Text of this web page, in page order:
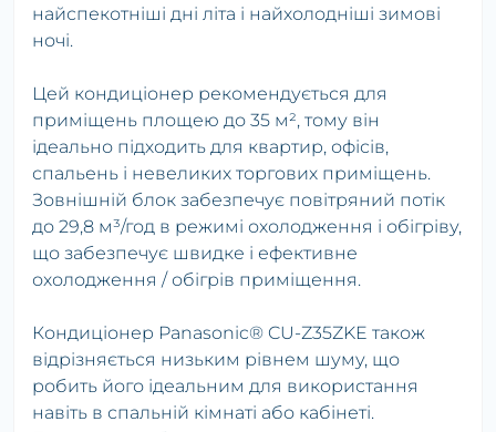
найспекотніші дні літа і найхолодніші зимові
ночі.
Цей кондиціонер рекомендується для
приміщень площею до 35 м², тому він
ідеально підходить для квартир, офісів,
спальень і невеликих торгових приміщень.
Зовнішній блок забезпечує повітряний потік
до 29,8 м³/год в режимі охолодження і обігріву,
що забезпечує швидке і ефективне
охолодження / обігрів приміщення.
Кондиціонер Panasonic® CU-Z35ZKE також
відрізняється низьким рівнем шуму, що
робить його ідеальним для використання
навіть в спальній кімнаті або кабінеті.